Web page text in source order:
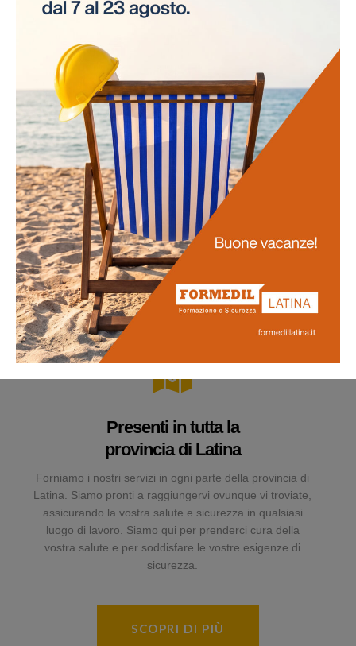
necessità di interruzioni per gli esami. Questo
approccio innovativo non solo risparmia tempo alle
Promozione
della salute
La salute dei lavoratori rappresenta il fulcro di questo
progetto. Favoriamo uno stile di vita salutare tra il
personale e sosteniamo attivamente la prevenzione
delle malattie professionali. Ci impegniamo
nell'obiettivo di potenziare la vostra salute e il vostro
benessere generale.
Presenti in tutta la
provincia di Latina
Forniamo i nostri servizi in ogni parte della provincia di
Latina. Siamo pronti a raggiungervi ovunque vi troviate,
assicurando la vostra salute e sicurezza in qualsiasi
luogo di lavoro. Siamo qui per prenderci cura della
vostra salute e per soddisfare le vostre esigenze di
sicurezza.
SCOPRI DI PIÙ